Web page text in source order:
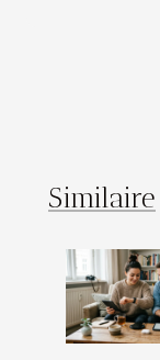
Similaire